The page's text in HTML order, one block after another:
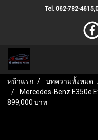
Tel. 062-782-
หน้าแรก บทความทั้งหมด
Mercedes-Benz E350e
899,000 บาท